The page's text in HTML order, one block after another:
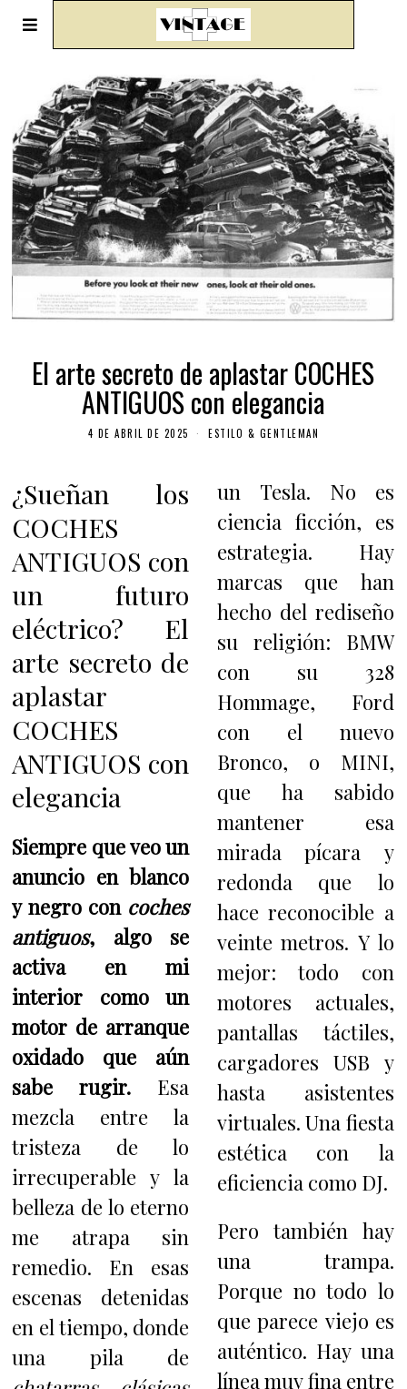
El arte secreto de aplastar COCHES
ANTIGUOS con elegancia
4 DE ABRIL DE 2025 ESTILO & GENTLEMAN
¿Sueñan los
COCHES
ANTIGUOS con
un futuro
eléctrico? El
arte secreto de
aplastar
COCHES
ANTIGUOS con
elegancia
Siempre que veo un
anuncio en blanco
y negro con coches
antiguos, algo se
activa en mi
interior como un
motor de arranque
oxidado que aún
sabe rugir. Esa
mezcla entre la
tristeza de lo
irrecuperable y la
belleza de lo eterno
me atrapa sin
remedio. En esas
escenas detenidas
en el tiempo, donde
una pila de
un Tesla. No es
ciencia ficción, es
estrategia. Hay
marcas que han
hecho del rediseño
su religión: BMW
con su 328
Hommage, Ford
con el nuevo
Bronco, o MINI,
que ha sabido
mantener esa
mirada pícara y
redonda que lo
hace reconocible a
veinte metros. Y lo
mejor: todo con
motores actuales,
pantallas táctiles,
cargadores USB y
hasta asistentes
virtuales. Una fiesta
estética con la
eficiencia como DJ.
Pero también hay
una trampa.
Porque no todo lo
que parece viejo es
auténtico. Hay una
línea muy fina entre